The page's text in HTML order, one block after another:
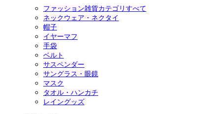
ファッション雑貨カテゴリすべて
ネックウェア・ネクタイ
帽子
イヤーマフ
手袋
ベルト
サスペンダー
サングラス・眼鏡
マスク
タオル・ハンカチ
レイングッズ